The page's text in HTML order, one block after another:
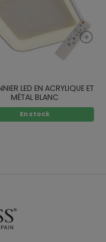
LED EN ACRYLIQUE ET
MÉTAL BLANC
En stock